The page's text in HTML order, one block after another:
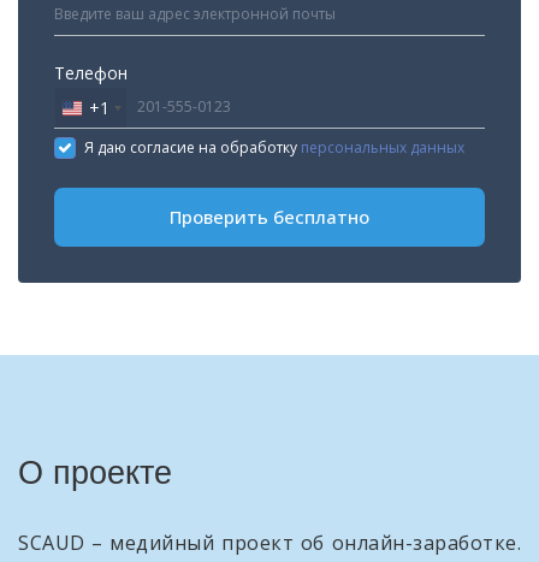
Телефон
United
States
+1
+1
Я даю согласие на обработку персональных данных
Проверить бесплатно
О проекте
SCAUD – медийный проект об онлайн-заработке.